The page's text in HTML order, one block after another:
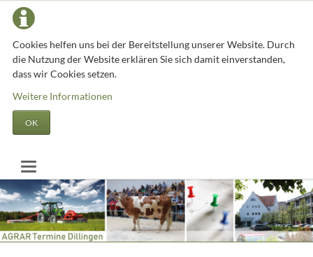
Cookies helfen uns bei der Bereitstellung unserer Website. Durch
die Nutzung der Website erklären Sie sich damit einverstanden,
dass wir Cookies setzen.
Weitere Informationen
OK